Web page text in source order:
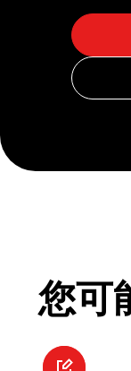
您可